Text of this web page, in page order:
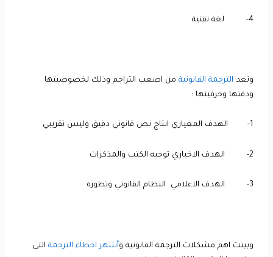
4- لغة تقنية
وتعد الترجمة القانونية من اصعب التراجم وذلك لخصوصيتها
ودقتها وحرفيتها :
1- الهدف المعياري انتاج نص قانوني دقيق وليس تقريبي
2- الهدف الاخباري توجيه الكتب والمذكرات
3- الهدف الاعلامي النظام القانوني وتطوره
وبينت اهم مشكلات الترجمة القانونية وأشهر اخطاء الترجمة التي